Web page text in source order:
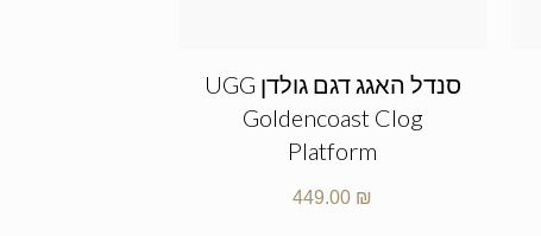
סנדל האגג דגם גולדן UGG
Goldencoast Clog
Platform
449.00 ₪